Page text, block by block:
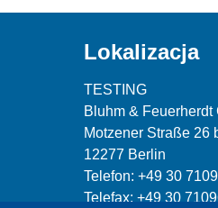
Lokalizacja
TESTING
Bluhm & Feuerherdt
Motzener Straße 26
12277 Berlin
Telefon: +49 30
Telefax: +49 30